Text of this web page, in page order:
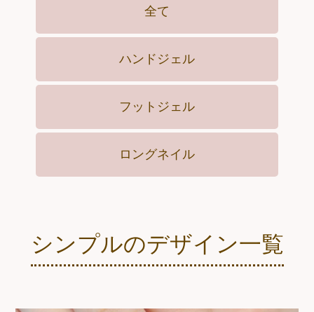
Voice
Campaign
Access
全て
ハンドジェル
フットジェル
ロングネイル
シンプルのデザイン一覧